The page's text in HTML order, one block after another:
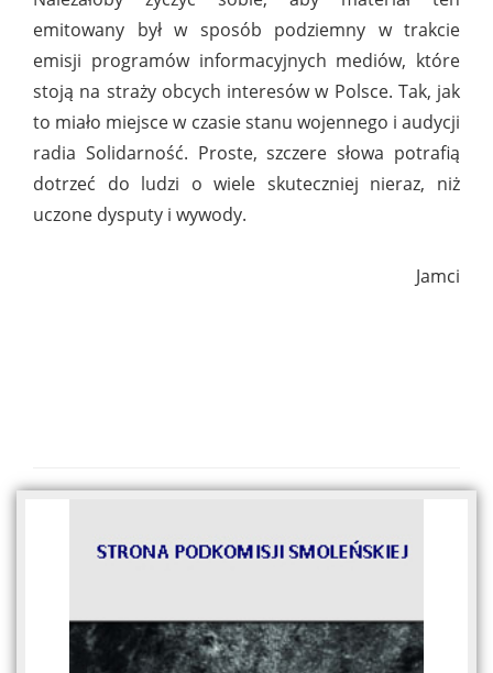
emitowany był w sposób podziemny w trakcie
emisji programów informacyjnych mediów, które
stoją na straży obcych interesów w Polsce. Tak, jak
to miało miejsce w czasie stanu wojennego i audycji
radia Solidarność. Proste, szczere słowa potrafią
dotrzeć do ludzi o wiele skuteczniej nieraz, niż
uczone dysputy i wywody.
Jamci